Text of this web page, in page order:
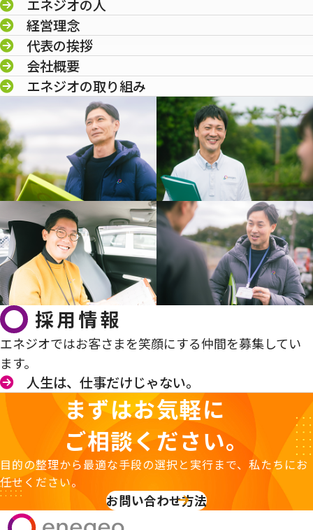
エネジオの人
経営理念
代表の挨拶
会社概要
エネジオの取り組み
採用情報
エネジオではお客さまを笑顔にする仲間を募集してい
ます。
人生は、仕事だけじゃない。
まずはお気軽に
ご相談ください。
目的の整理から最適な手段の選択と実行まで、私たちにお
任せください。
お問い合わせ方法